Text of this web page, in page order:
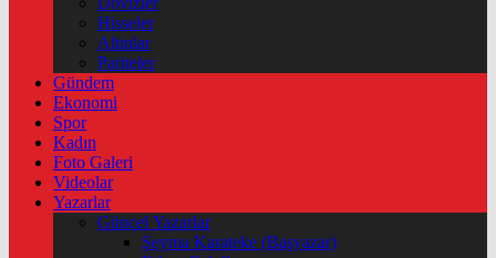
Hisseler
Altınlar
Pariteler
Gündem
Ekonomi
Spor
Kadın
Foto Galeri
Videolar
Yazarlar
Güncel Yazarlar
Şeyma Karateke (Başyazar)